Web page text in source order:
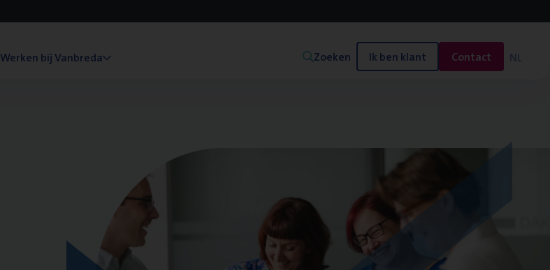
Werken bij Vanbreda Zoeken Ik ben klant Contact NL